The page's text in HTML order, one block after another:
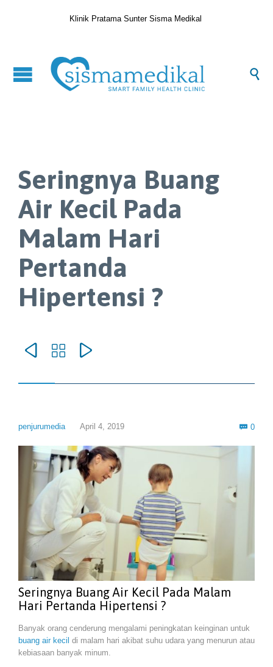
Klinik Pratama Sunter Sisma Medikal

Seringnya Buang
Air Kecil Pada
Malam Hari
Pertanda
Hipertensi ?
  
penjurumedia April 4, 2019  0
Seringnya Buang Air Kecil Pada Malam
Hari Pertanda Hipertensi ?
Banyak orang cenderung mengalami peningkatan keinginan untuk
buang air kecil di malam hari akibat suhu udara yang menurun atau
kebiasaan banyak minum.